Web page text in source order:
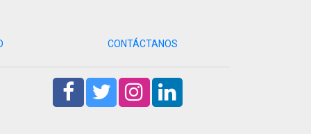
CONTÁCTANOS